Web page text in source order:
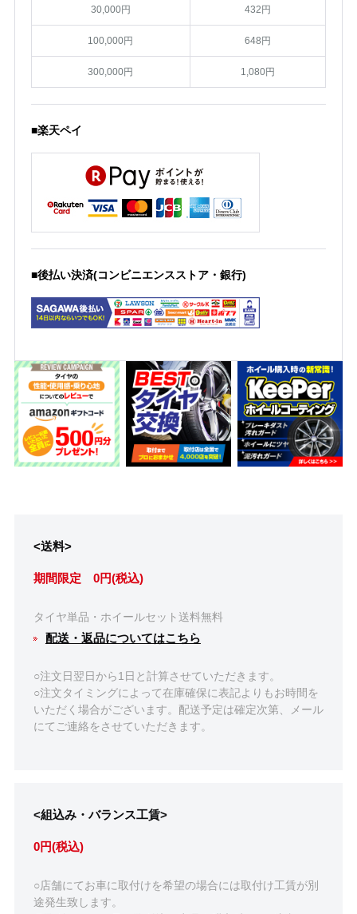
30,000円 432円
100,000円 648円
300,000円 1,080円
■楽天ペイ
■後払い決済(コンビニエンスストア・銀行)
<送料>
期間限定 0円(税込)
タイヤ単品・ホイールセット送料無料
配送・返品についてはこちら
○注文日翌日から1日と計算させていただきます。
○注文タイミングによって在庫確保に表記よりもお時間を
いただく場合がございます。配送予定は確定次第、メール
にてご連絡をさせていただきます。
<組込み・バランス工賃>
0円(税込)
○店舗にてお車に取付けを希望の場合には取付け工賃が別
途発生致します。